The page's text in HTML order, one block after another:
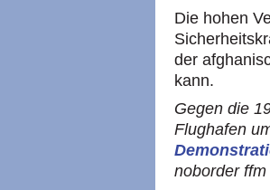
Die hohen
der
kann.
Gegen die
Flughafen
noborder ffm